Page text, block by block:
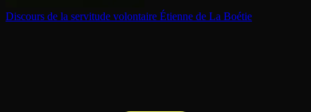
Discours de la servitude volontaire Étienne de La Boétie